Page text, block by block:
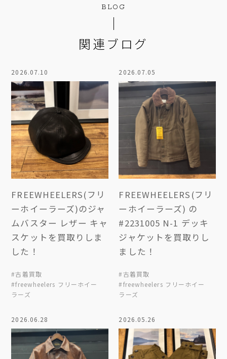
BLOG
関連ブログ
2026.07.10
FREEWHEELERS(フリ
ーホイーラーズ)のジャ
ムバスター レザー キャ
スケットを買取りしま
した！
#古着買取
#freewheelers フリーホイー
ラーズ
2026.07.05
FREEWHEELERS(フリ
ーホイーラーズ) の
#2231005 N-1 デッキ
ジャケットを買取りし
ました！
#古着買取
#freewheelers フリーホイー
ラーズ
2026.06.28 2026.05.26